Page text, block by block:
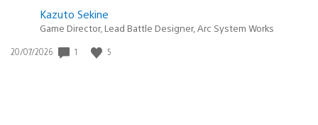
Kazuto Sekine
Game Director, Lead Battle Designer, Arc System Works
Data
20/07/2026 1 5